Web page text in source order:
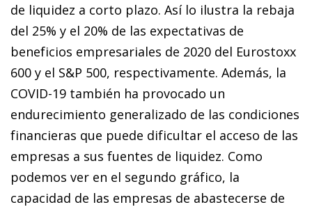
de liquidez a corto plazo. Así lo ilustra la rebaja
del 25% y el 20% de las expectativas de
beneficios empresariales de 2020 del Eurostoxx
600 y el S&P 500, respectivamente. Además, la
COVID-19 también ha provocado un
endurecimiento generalizado de las condiciones
financieras que puede dificultar el acceso de las
empresas a sus fuentes de liquidez. Como
podemos ver en el segundo gráfico, la
capacidad de las empresas de abas­­tecerse de